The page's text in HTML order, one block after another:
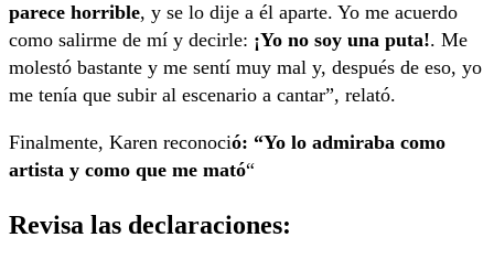
parece horrible, y se lo dije a él aparte. Yo me acuerdo
como salirme de mí y decirle: ¡Yo no soy una puta!. Me
molestó bastante y me sentí muy mal y, después de eso, yo
me tenía que subir al escenario a cantar”, relató.
Finalmente, Karen reconoció: “Yo lo admiraba como
artista y como que me mató“
Revisa las declaraciones: